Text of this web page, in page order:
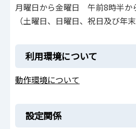
月曜日から金曜日 午前8時半か
（土曜日、日曜日、祝日及び年
利用環境について
動作環境について
設定関係